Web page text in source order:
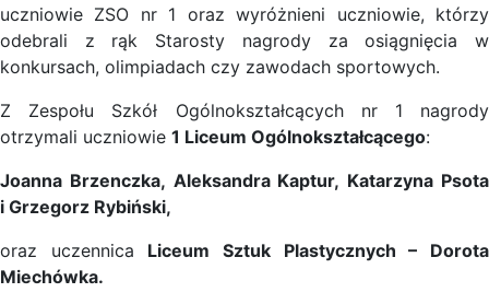
uczniowie ZSO nr 1 oraz wyróżnieni uczniowie, którzy
odebrali z rąk Starosty nagrody za osiągnięcia w
konkursach, olimpiadach czy zawodach sportowych.
Z Zespołu Szkół Ogólnokształcących nr 1 nagrody
otrzymali uczniowie 1 Liceum Ogólnokształcącego:
Joanna Brzenczka, Aleksandra Kaptur, Katarzyna Psota
i Grzegorz Rybiński,
oraz uczennica Liceum Sztuk Plastycznych – Dorota
Miechówka.